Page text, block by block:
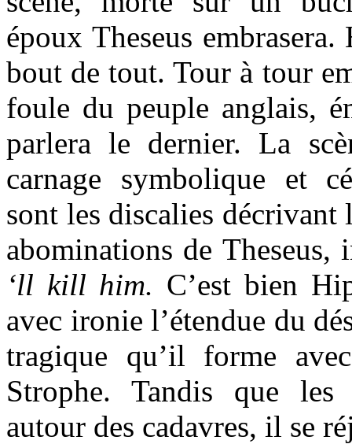
époux Theseus
bout de tout. Tour à tour
foule du peuple anglais,
parlera le dernier. La
carnage symbolique et
sont les discalies décrivant
abominations de
‘ll kill him. C’est bien
avec ironie l’étendue du
tragique qu’il forme
Strophe. Tandis que les
autour des cadavres, il se